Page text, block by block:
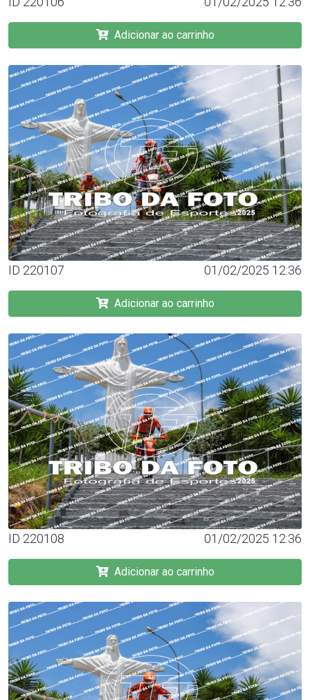
Adicionar ao carrinho
ID 220107 01/02/2025 12:36
Adicionar ao carrinho
ID 220108 01/02/2025 12:36
Adicionar ao carrinho